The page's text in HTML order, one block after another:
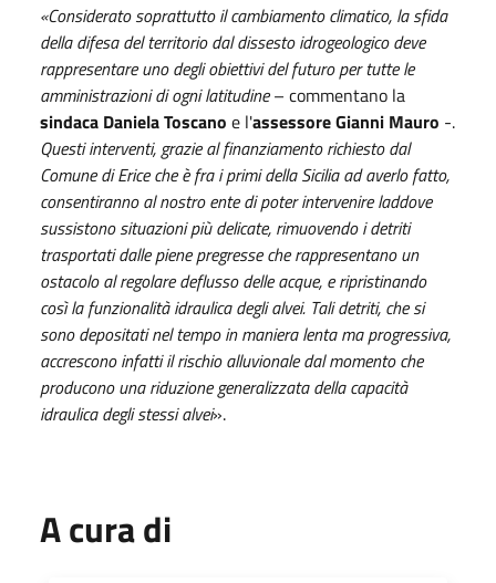
«Considerato soprattutto il cambiamento climatico, la sfida
della difesa del territorio dal dissesto idrogeologico deve
rappresentare uno degli obiettivi del futuro per tutte le
amministrazioni di ogni latitudine– commentano la
sindaca Daniela Toscano e l'assessore Gianni Mauro -.
Questi interventi, grazie al finanziamento richiesto dal
Comune di Erice che è fra i primi della Sicilia ad averlo fatto,
consentiranno al nostro ente di poter intervenire laddove
sussistono situazioni più delicate, rimuovendo i detriti
trasportati dalle piene pregresse che rappresentano un
ostacolo al regolare deflusso delle acque, e ripristinando
così la funzionalità idraulica degli alvei. Tali detriti, che si
sono depositati nel tempo in maniera lenta ma progressiva,
accrescono infattiil rischio alluvionale dal momento che
producono una riduzione generalizzata della capacità
idraulica degli stessi alvei».
A cura di